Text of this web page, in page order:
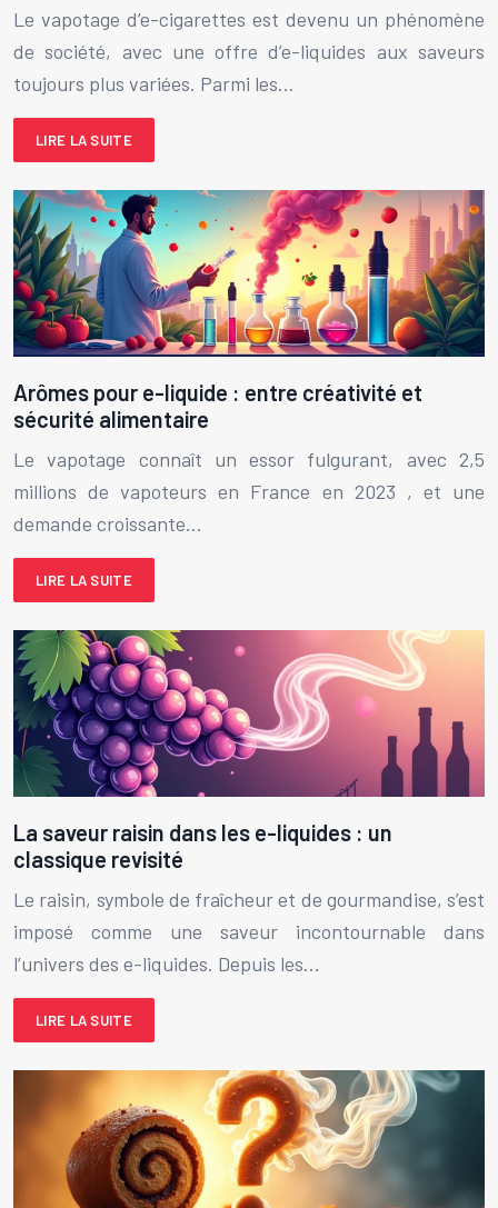
Le vapotage d’e-cigarettes est devenu un phénomène
de société, avec une offre d’e-liquides aux saveurs
toujours plus variées. Parmi les…
LIRE LA SUITE
Arômes pour e-liquide : entre créativité et
sécurité alimentaire
Le vapotage connaît un essor fulgurant, avec 2,5
millions de vapoteurs en France en 2023 , et une
demande croissante…
LIRE LA SUITE
La saveur raisin dans les e-liquides : un
classique revisité
Le raisin, symbole de fraîcheur et de gourmandise, s’est
imposé comme une saveur incontournable dans
l’univers des e-liquides. Depuis les…
LIRE LA SUITE